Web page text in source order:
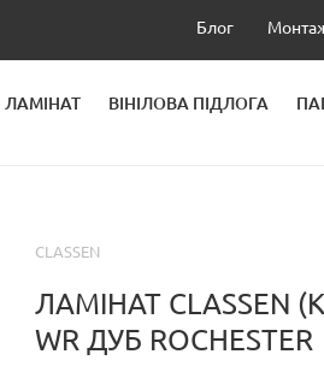
Блог
ЛАМІНАТ ВІНІЛОВА ПІДЛОГА
CLASSEN
ЛАМІНАТ CLASSEN
WR ДУБ ROCHESTER